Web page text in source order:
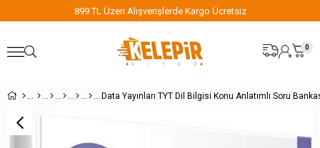
899 TL Üzeri Alışverişlerde Kargo Ücretsiz
0
Data Yayınları TYT Dil Bilgisi Konu Anlatımlı Soru